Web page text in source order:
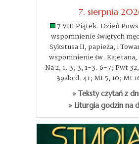
7. sierpnia
7 VIII Piątek. Dzień
wspomnienie świętych
Sykstusa II, papieża, i
wspomnienie św.
Na 2, 1. 3; 3, 1-3. 6-7; Pwt
39abcd. 41; Mt 5, 10; Mt
» Teksty czytań z
» Liturgia godzin na